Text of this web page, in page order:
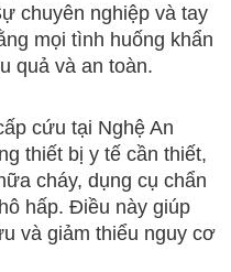
chuyên nghiệp và tay
mọi tình huống khẩn
quả và an toàn.
cứu tại Nghệ An
thiết bị y tế cần thiết,
cháy, dụng cụ chẩn
hấp. Điều này giúp
và giảm thiểu nguy cơ